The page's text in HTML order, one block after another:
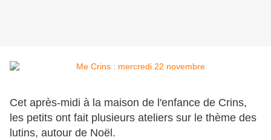
Cet après-midi à la maison de l'enfance de Crins,
les petits ont fait plusieurs ateliers sur le thème des
lutins, autour de Noël.